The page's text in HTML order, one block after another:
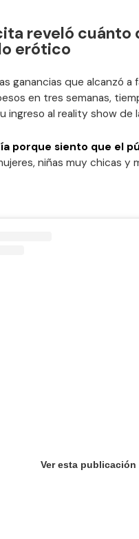
reveló cuánto
erótico
ganancias que alcanzó a
en tres semanas,
ingreso al reality show de
porque siento que el
niñas muy chicas y
Ver esta publicación